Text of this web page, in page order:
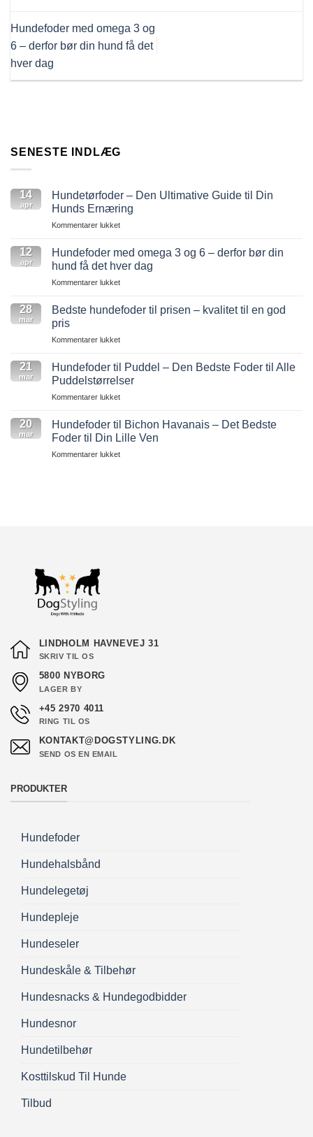
Hundefoder med omega 3 og
6 – derfor bør din hund få det
hver dag
SENESTE INDLÆG
14
apr
Hundetørfoder – Den Ultimative Guide til Din
Hunds Ernæring
Kommentarer lukkettil
Ultimative
Guide
Din
12
apr
Hundefoder med omega 3 og 6 – derfor bør din
hund få det hver dag
Kommentarer lukkettil
med
og
–
derfor
din
det
dag
28
mar
Bedste hundefoder til prisen – kvalitet til en god
pris
Kommentarer lukkettil
hundefoder
prisen
–
til
en
pris
21
mar
Hundefoder til Puddel – Den Bedste Foder til Alle
Puddelstørrelser
Kommentarer lukkettil
til
Puddel
–
Den
20
mar
Hundefoder til Bichon Havanais – Det Bedste
Foder til Din Lille Ven
Kommentarer lukkettil
LINDHOLM HAVNEVEJ 31
SKRIV TIL OS
5800 NYBORG
LAGER BY
+45 2970 4011
RING TIL OS
KONTAKT@DOGSTYLING.DK
SEND OS EN EMAIL
PRODUKTER
Hundefoder
Hundehalsbånd
Hundelegetøj
Hundepleje
Hundeseler
Hundeskåle & Tilbehør
Hundesnacks & Hundegodbidder
Hundesnor
Hundetilbehør
Kosttilskud Til Hunde
Tilbud